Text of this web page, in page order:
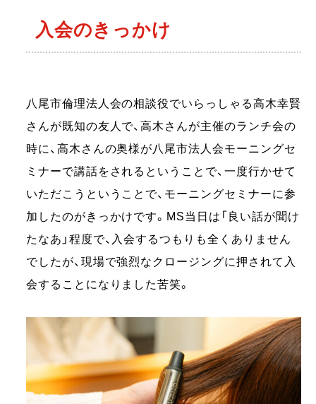
入会のきっかけ
八尾市倫理法人会の相談役でいらっしゃる高木幸賢
さんが既知の友人で、高木さんが主催のランチ会の
時に、高木さんの奥様が八尾市法人会モーニングセ
ミナーで講話をされるということで、一度行かせて
いただこうということで、モーニングセミナーに参
加したのがきっかけです。MS当日は「良い話が聞け
たなあ」程度で、入会するつもりも全くありません
でしたが、現場で強烈なクロージングに押されて入
会することになりました苦笑。